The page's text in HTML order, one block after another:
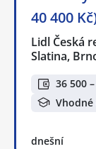
40 400
Lidl Česká
Slatina,
36 500
dnešní